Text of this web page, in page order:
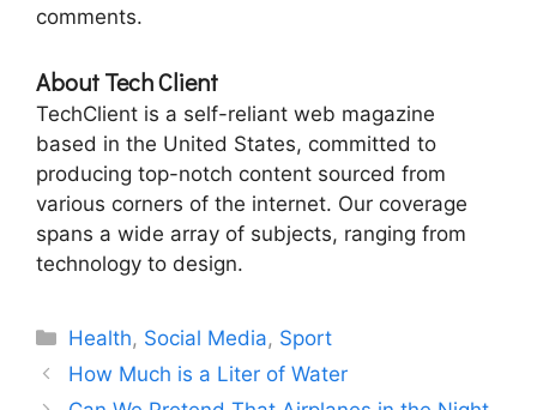
comments.
About Tech Client
TechClient is a self-reliant web magazine
based in the United States, committed to
producing top-notch content sourced from
various corners of the internet. Our coverage
spans a wide array of subjects, ranging from
technology to design.
Categories
Health, Social Media, Sport
How Much is a Liter of Water